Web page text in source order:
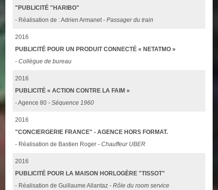
"PUBLICITÉ "HARIBO"
- Réalisation de : Adrien Armanet -Passager du train
2016
PUBLICITÉ POUR UN PRODUIT CONNECTÉ « NETATMO »
-Collègue de bureau
2016
PUBLICITÉ « ACTION CONTRE LA FAIM »
- Agence 80 -Séquence 1960
2016
"CONCIERGERIE FRANCE" - AGENCE HORS FORMAT.
- Réalisation de Bastien Roger -Chauffeur UBER
2016
PUBLICITÉ POUR LA MAISON HORLOGÈRE "TISSOT"
- Réalisation de Guillaume Allantaz -Rôle du room service